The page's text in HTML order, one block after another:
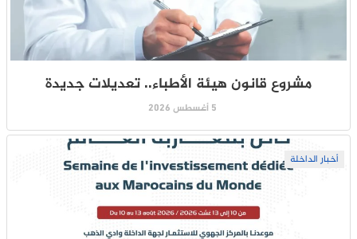
مشروع قانون هيئة الأطباء.. تعديلات جديدة
5 أغسطس 2026
أخبار الداخلة